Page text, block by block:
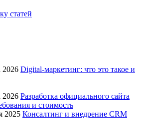
статей
2026 Digital-маркетинг: что это такое и
2026 Разработка официального сайта
и стоимость
2025 Консалтинг и внедрение CRM